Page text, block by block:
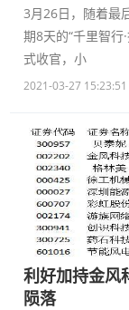
3月26日，随着最
期8天的“千里智行
式收官，小
2021-03-27 15:23:51
利好加持金风
陨落